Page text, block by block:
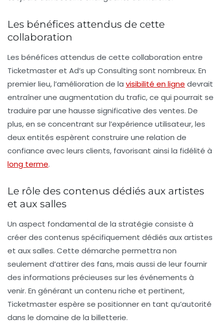
Les bénéfices attendus de cette
collaboration
Les bénéfices attendus de cette collaboration entre
Ticketmaster et Ad’s up Consulting sont nombreux. En
premier lieu, l’amélioration de la visibilité en ligne devrait
entraîner une augmentation du trafic, ce qui pourrait se
traduire par une hausse significative des ventes. De
plus, en se concentrant sur l’expérience utilisateur, les
deux entités espèrent construire une relation de
confiance avec leurs clients, favorisant ainsi la fidélité à
long terme.
Le rôle des contenus dédiés aux artistes
et aux salles
Un aspect fondamental de la stratégie consiste à
créer des contenus spécifiquement dédiés aux artistes
et aux salles. Cette démarche permettra non
seulement d’attirer des fans, mais aussi de leur fournir
des informations précieuses sur les événements à
venir. En générant un contenu riche et pertinent,
Ticketmaster espère se positionner en tant qu’autorité
dans le domaine de la billetterie.